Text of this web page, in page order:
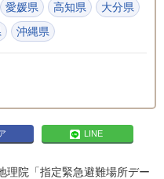
愛媛県 高知県
大分県
沖縄県
LINE
理院「指定緊急避難場所デー